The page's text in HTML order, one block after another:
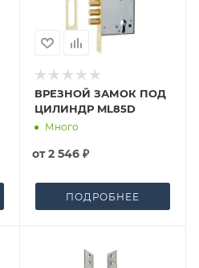
ВРЕЗНОЙ ЗАМОК ПОД
ЦИЛИНДР ML85D
Много
от2 546 ₽
ПОДРОБНЕЕ